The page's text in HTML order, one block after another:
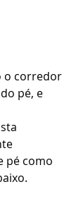
o corredor
pé, e
pé como